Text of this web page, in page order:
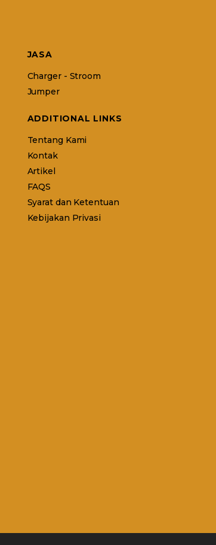
JASA
Charger - Stroom
Jumper
ADDITIONAL LINKS
Tentang Kami
Kontak
Artikel
FAQS
Syarat dan Ketentuan
Kebijakan Privasi